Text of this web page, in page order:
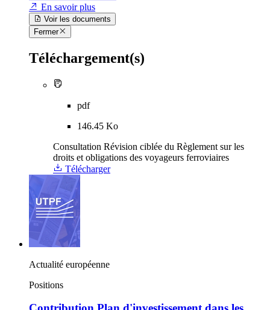
En savoir plus
Voir les documents
Fermer
Téléchargement(s)
pdf
146.45 Ko
Consultation Révision ciblée du Règlement sur les
droits et obligations des voyageurs ferroviaires
Télécharger
Actualité européenne
Positions